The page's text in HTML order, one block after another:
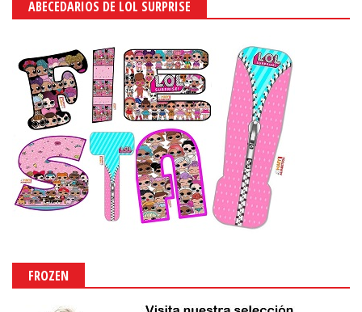
ABECEDARIOS DE LOL SURPRISE
FROZEN